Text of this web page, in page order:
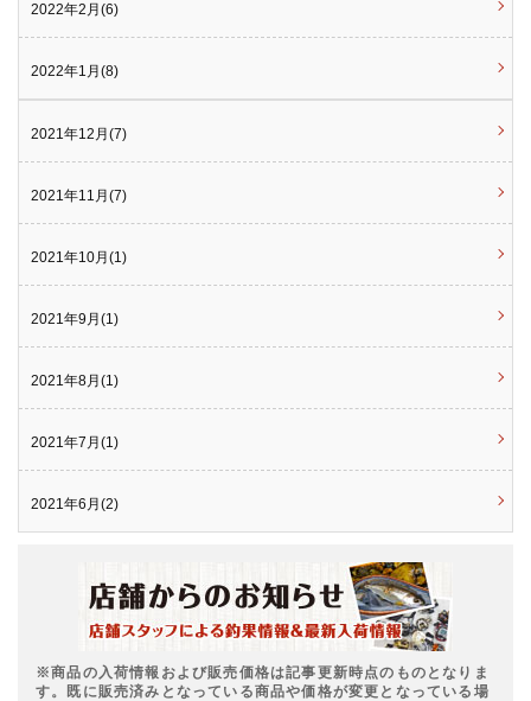
2022年2月(6)
2022年1月(8)
2021年12月(7)
2021年11月(7)
2021年10月(1)
2021年9月(1)
2021年8月(1)
2021年7月(1)
2021年6月(2)
※商品の入荷情報および販売価格は記事更新時点のものとなりま
す。既に販売済みとなっている商品や価格が変更となっている場